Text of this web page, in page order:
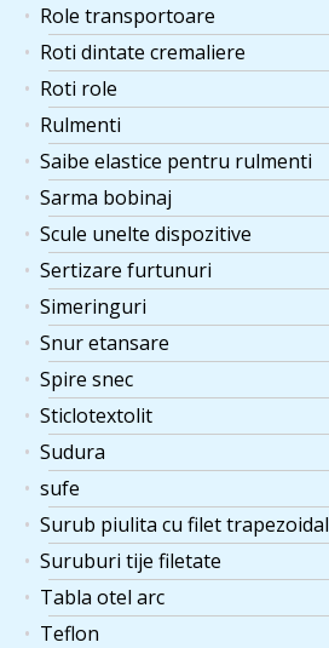
Role transportoare
Roti dintate cremaliere
Roti role
Rulmenti
Saibe elastice pentru rulmenti
Sarma bobinaj
Scule unelte dispozitive
Sertizare furtunuri
Simeringuri
Snur etansare
Spire snec
Sticlotextolit
Sudura
sufe
Surub piulita cu filet trapezoidal
Suruburi tije filetate
Tabla otel arc
Teflon